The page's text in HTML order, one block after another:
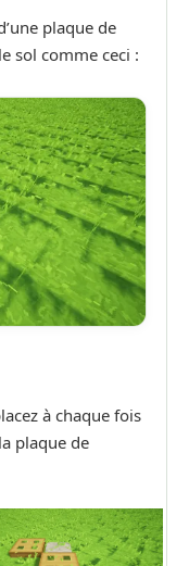
plaque de
sol comme ceci :
à chaque fois
plaque de